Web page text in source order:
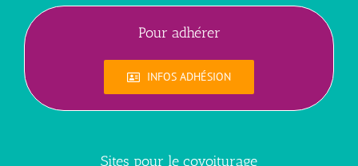
Pour adhérer
INFOS ADHÉSION
Sites pour le covoiturage